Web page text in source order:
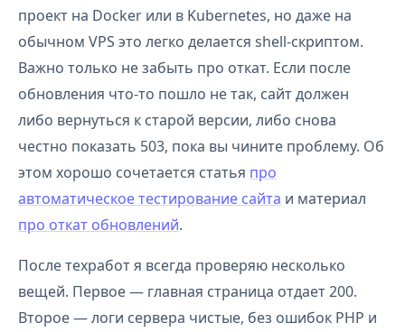
проект на Docker или в Kubernetes, но даже на
обычном VPS это легко делается shell-скриптом.
Важно только не забыть про откат. Если после
обновления что-то пошло не так, сайт должен
либо вернуться к старой версии, либо снова
честно показать 503, пока вы чините проблему. Об
этом хорошо сочетается статья про
автоматическое тестирование сайта и материал
про откат обновлений.
После техработ я всегда проверяю несколько
вещей. Первое — главная страница отдает 200.
Второе — логи сервера чистые, без ошибок PHP и